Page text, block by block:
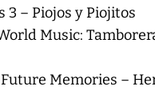
– Piojos y Piojitos
Music:
Memories –